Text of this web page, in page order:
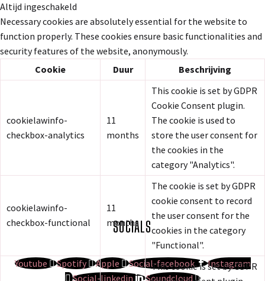
SOCIALS
Youtube Spotify Apple Social-facebook
Instagram
Social-linkedin
Soundcloud
Altijd ingeschakeld
Necessary cookies are absolutely essential for the website to
function properly. These cookies ensure basic functionalities and
security features of the website, anonymously.
Cookie
Duur Beschrijving
cookielawinfo-
checkbox-analytics
11
months
This cookie is set by GDPR
Cookie Consent plugin.
The cookie is used to
store the user consent for
the cookies in the
category "Analytics".
cookielawinfo-
checkbox-functional
11
months
The cookie is set by GDPR
cookie consent to record
the user consent for the
cookies in the category
"Functional".
This cookie is set by GDPR